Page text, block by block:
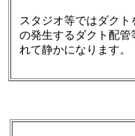
スタジオ等ではダク
の発生するダクト配
れて静かになります。